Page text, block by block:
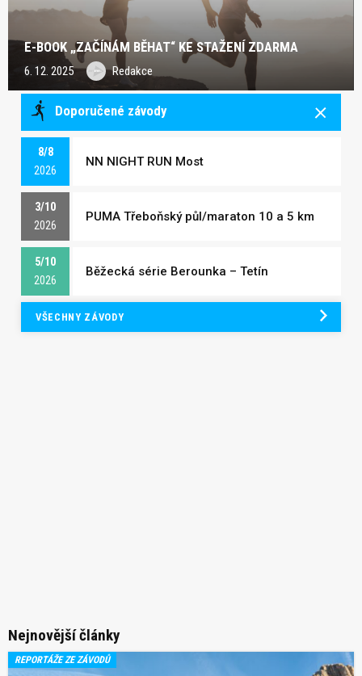
E-BOOK „ZAČÍNÁM BĚHAT“ KE STAŽENÍ ZDARMA
6. 12. 2025 Redakce
Doporučené závody
8/8
2026
NN NIGHT RUN Most
3/10
2026
PUMA Třeboňský půl/maraton 10 a 5 km
5/10
2026
Běžecká série Berounka – Tetín
VŠECHNY ZÁVODY
Nejnovější články
REPORTÁŽE ZE ZÁVODŮ